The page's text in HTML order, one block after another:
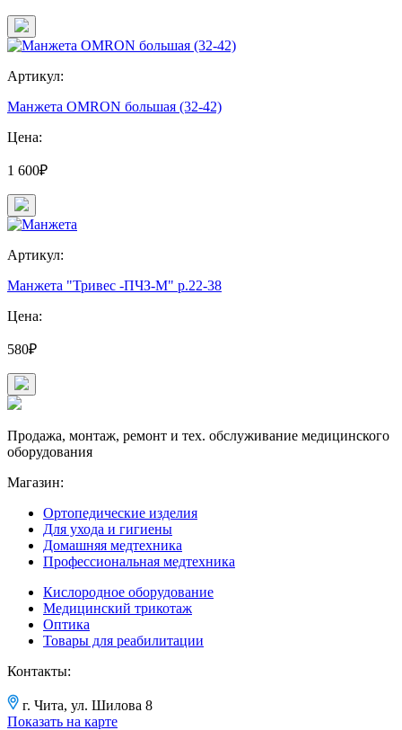
Артикул:
Манжета OMRON большая (32-42)
Цена:
1 600₽
Артикул:
Манжета "Тривес -ПЧЗ-М" р.22-38
Цена:
580₽
Продажа, монтаж, ремонт и тех. обслуживание медицинского
оборудования
Магазин:
Ортопедические изделия
Для ухода и гигиены
Домашняя медтехника
Профессиональная медтехника
Кислородное оборудование
Медицинский трикотаж
Оптика
Товары для реабилитации
Контакты:
г. Чита, ул. Шилова 8
Показать на карте